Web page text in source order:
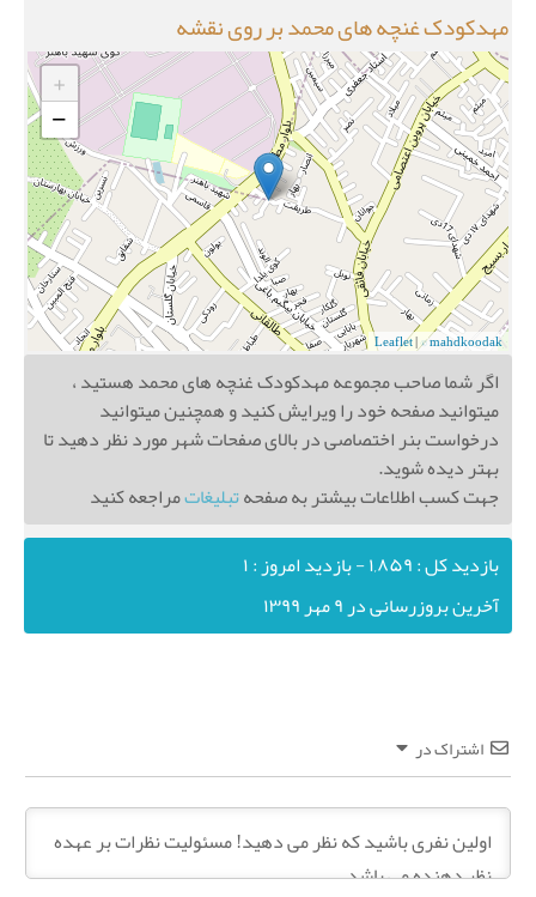
مهدکودک غنچه های محمد بر روی نقشه
+
−
Leaflet|© mahdkoodak
اگر شما صاحب مجموعه مهدکودک غنچه های محمد هستید ،
میتوانید صفحه خود را ویرایش کنید و همچنین میتوانید
درخواست بنر اختصاصی در بالای صفحات شهر مورد نظر دهید تا
بهتر دیده شوید.
جهت کسب اطلاعات بیشتر به صفحهتبلیغاتمراجعه کنید
بازدید کل : ۱,۸۵۹ - بازدید امروز : ۱
آخرین بروزرسانی در ۹ مهر ۱۳۹۹
اشتراک در